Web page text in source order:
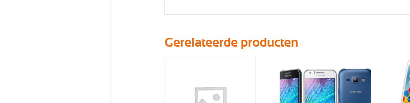
Gerelateerde producten